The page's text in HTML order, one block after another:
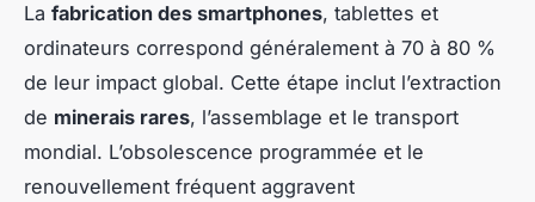
La fabrication des smartphones, tablettes et
ordinateurs correspond généralement à 70 à 80 %
de leur impact global. Cette étape inclut l’extraction
de minerais rares, l’assemblage et le transport
mondial. L’obsolescence programmée et le
renouvellement fréquent aggravent